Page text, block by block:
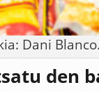
Dani
den